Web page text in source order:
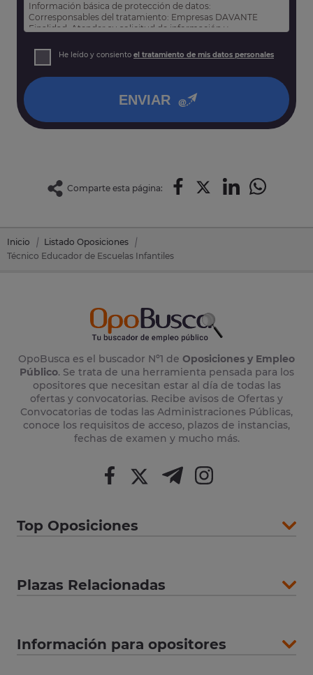
Información básica de protección de datos:
Corresponsables del tratamiento: Empresas DAVANTE
Finalidad: Atender su solicitud de información y
Derechos: Puede acceder, rectificar y suprimir sus datos,
así como otros derechos tal y como se explica en nuestra
He leído y consiento el tratamiento de mis datos personales
ENVIAR
Comparte esta página:
Inicio
Listado Oposiciones
Técnico Educador de Escuelas Infantiles
OpoBusca es el buscador Nº1 de Oposiciones y Empleo
Público. Se trata de una herramienta pensada para los
opositores que necesitan estar al día de todas las
ofertas y convocatorias. Recibe avisos de Ofertas y
Convocatorias de todas las Administraciones Públicas,
conoce los requisitos de acceso, plazos de instancias,
fechas de examen y mucho más.
Top Oposiciones
Plazas Relacionadas
Información para opositores